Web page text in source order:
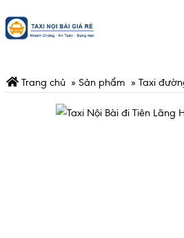
Trang chủ » Sản phẩm » Taxi